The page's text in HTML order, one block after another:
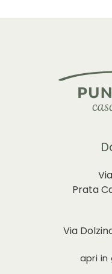
Prata
Via
apri in